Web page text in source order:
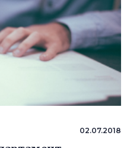
02.07.2018